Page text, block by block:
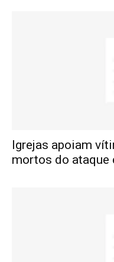
Igrejas apoiam
mortos do ataque